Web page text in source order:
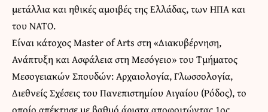
μετάλλια και ηθικές αμοιβές της Ελλάδας, των ΗΠΑ και
του ΝΑΤΟ.
Είναι κάτοχος Master of Arts στη «Διακυβέρνηση,
Ανάπτυξη και Ασφάλεια στη Μεσόγειο» του Τμήματος
Μεσογειακών Σπουδών: Αρχαιολογία, Γλωσσολογία,
Διεθνείς Σχέσεις του Πανεπιστημίου Αιγαίου (Ρόδος), το